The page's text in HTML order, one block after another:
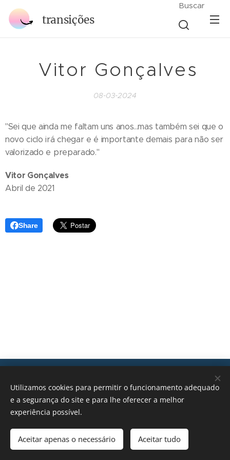
transições
Buscar
Vitor Gonçalves
08-03-2024
"Sei que ainda me faltam uns anos...mas também sei que o
novo ciclo irá chegar e é importante demais para não ser
valorizado e preparado."
Vitor Gonçalves
Abril de 2021
Share
geral@transicoes.pt
Cookies
Utilizamos cookies para permitir o funcionamento adequado
e a segurança do site e para lhe oferecer a melhor
experiência possível.
Aceitar apenas o necessário Aceitar tudo